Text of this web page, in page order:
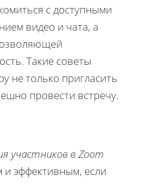
с доступными
видео и чата, а
Такие советы
не только пригласить
провести встречу.
участников в Zoom
эффективным, если